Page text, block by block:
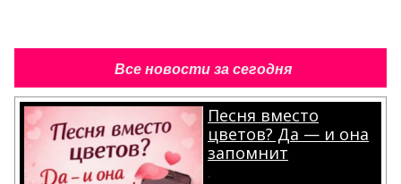
Все новости за сегодня
Песня вместо
цветов? Да — и она
запомнит
.